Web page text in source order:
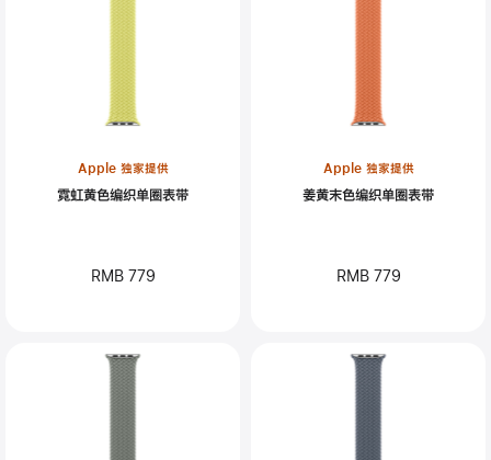
Apple 独家提供
霓虹黄色编织单圈表带
RMB 779
Apple 独家提供
姜黄末色编织单圈表带
RMB 779